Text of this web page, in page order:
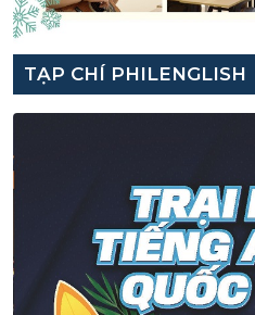
TẠP CHÍ PHILENGLISH